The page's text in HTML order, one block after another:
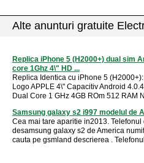
Alte anunturi gratuite
Replica iPhone 5 (H2000+) dual sim
core 1Ghz 4\" HD ...
Replica Identica cu iPhone 5
Logo APPLE 4\" Capacitiv Android
Dual Core 1 GHz 4GB ROm 512 RAM
Samsung galaxy s2 i997 modelul de
Cea mai tare aparitie in2013. Telefonul
desamsung galaxy s2 de America
cauta pe gsmland descrierea .